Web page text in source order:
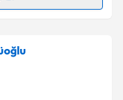
takvimi talebi
almanız için bir
bilgilendireceğiz.